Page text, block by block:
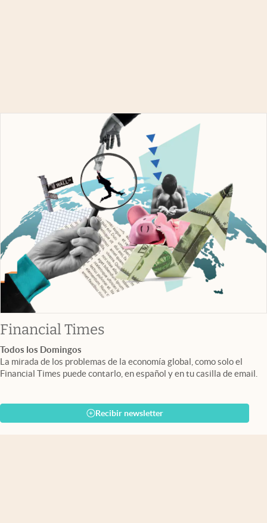
Financial Timesabre en nueva pestaña
Todos los Domingos
La mirada de los problemas de la economía global, como solo el
Financial Times puede contarlo, en español y en tu casilla de email.
Recibir newsletter